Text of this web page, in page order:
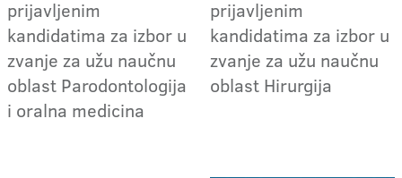
prijavljenim
kandidatima za izbor u
zvanje za užu naučnu
oblast Parodontologija
i oralna medicina
prijavljenim
kandidatima za izbor u
zvanje za užu naučnu
oblast Hirurgija